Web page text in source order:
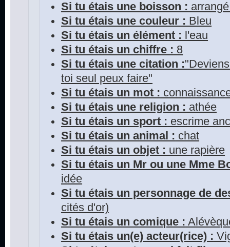
Si tu étais une boisson :
Si tu étais une couleur : Bleu
Si tu étais un élément : l'eau
Si tu étais un chiffre : 8
Si tu étais une citation :
toi seul peux faire"
Si tu étais un mot :
Si tu étais une religion : athée
Si tu étais un sport : escrime
Si tu étais un animal : chat
Si tu étais un objet : une rapière
Si tu étais un Mr ou une Mme
idée
Si tu étais un personnage de
cités d'or)
Si tu étais un comique :
Si tu étais un(e) acteur(rice) :